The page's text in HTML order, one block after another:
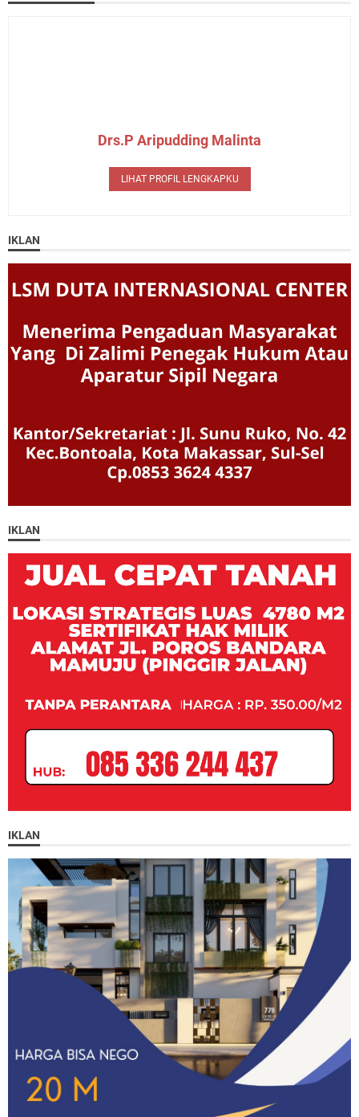
Drs.P Aripudding Malinta
LIHAT PROFIL LENGKAPKU
IKLAN
IKLAN
IKLAN